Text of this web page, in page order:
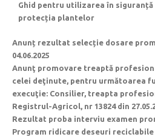
Ghid pentru utilizarea în
protecția plantelor
Anunț rezultat selecție dosare
04.06.2025
Anunţ promovare treaptă
celei deţinute, pentru următoarea
execuţie: Consilier, treapta
Registrul-Agricol, nr 13824 din
Rezultat proba interviu examen
Program ridicare deseuri reciclabile